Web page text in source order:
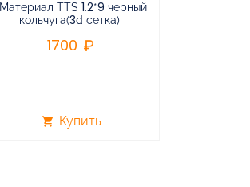
Материал TTS 1.2*9 черный
кольчуга(3d сетка)
1700
shopping_cart Купить